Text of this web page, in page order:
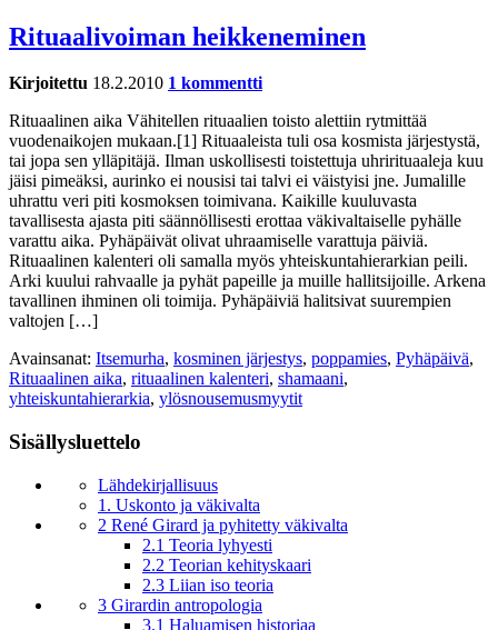
Rituaalivoiman heikkeneminen
Kirjoitettu 18.2.2010 1 kommentti
Rituaalinen aika Vähitellen rituaalien toisto alettiin rytmittää
vuodenaikojen mukaan.[1] Rituaaleista tuli osa kosmista järjestystä,
tai jopa sen ylläpitäjä. Ilman uskollisesti toistettuja uhrirituaaleja kuu
jäisi pimeäksi, aurinko ei nousisi tai talvi ei väistyisi jne. Jumalille
uhrattu veri piti kosmoksen toimivana. Kaikille kuuluvasta
tavallisesta ajasta piti säännöllisesti erottaa väkivaltaiselle pyhälle
varattu aika. Pyhäpäivät olivat uhraamiselle varattuja päiviä.
Rituaalinen kalenteri oli samalla myös yhteiskuntahierarkian peili.
Arki kuului rahvaalle ja pyhät papeille ja muille hallitsijoille. Arkena
tavallinen ihminen oli toimija. Pyhäpäiviä halitsivat suurempien
valtojen […]
Avainsanat: Itsemurha, kosminen järjestys, poppamies, Pyhäpäivä,
Rituaalinen aika, rituaalinen kalenteri, shamaani,
yhteiskuntahierarkia, ylösnousemusmyytit
Sisällysluettelo
Lähdekirjallisuus
1. Uskonto ja väkivalta
2 René Girard ja pyhitetty väkivalta
2.1 Teoria lyhyesti
2.2 Teorian kehityskaari
2.3 Liian iso teoria
3 Girardin antropologia
3.1 Haluamisen historiaa